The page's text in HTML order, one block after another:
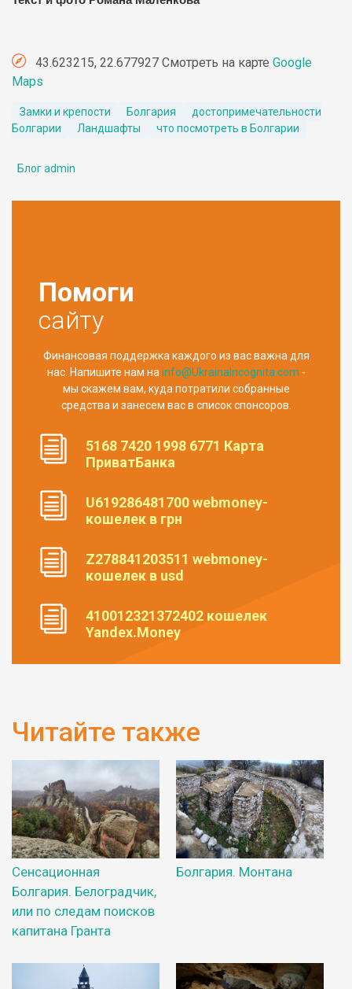
43.623215, 22.677927 Смотреть на карте Google
Maps
Замки и крепости Болгария
достопримечательности
Болгарии
Ландшафты что посмотреть в Болгарии
Блог admin
Помоги
сайту
Финансовая поддержка каждого из вас важна для
нас. Напишите нам на info@UkrainaIncognita.com -
мы скажем вам, куда потратили собранные
средства и занесем вас в список спонсоров.
5168 7420 1998 6771 Карта
ПриватБанка
U619286481700 webmoney-
кошелек в грн
Z278841203511 webmoney-
кошелек в usd
410012321372402 кошелек
Yandex.Money
Читайте также
Сенсационная
Болгария. Белоградчик,
или по следам поисков
капитана Гранта
Болгария. Монтана